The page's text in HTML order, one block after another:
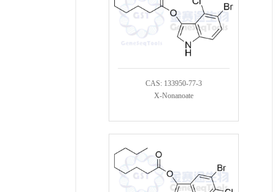
CAS: 133950-77-3
X-Nonanoate